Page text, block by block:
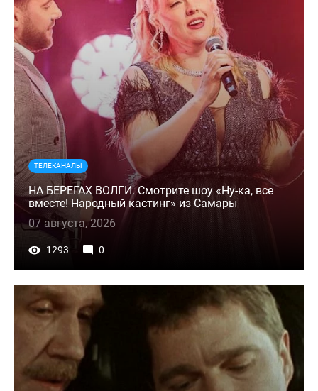
ТЕЛЕКАНАЛЫ
НА БЕРЕГАХ ВОЛГИ. Смотрите шоу «Ну-ка, все
вместе! Народный кастинг» из Самары
07 августа, 2026
1293 0